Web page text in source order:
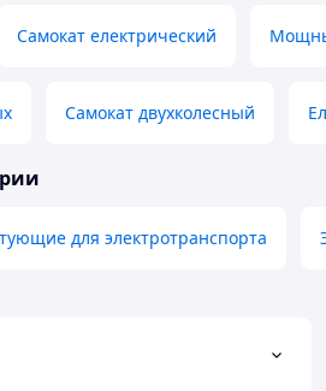
Самокат електрический
Самокат двухколесный
для электротранспорта